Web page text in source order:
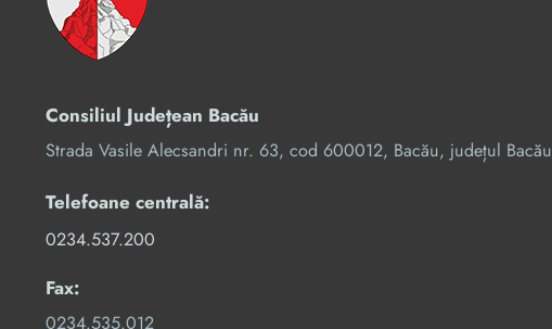
Consiliul Județean Bacău
Strada Vasile Alecsandri nr. 63, cod 600012, Bacău, județul Bacău
Telefoane centrală:
0234.537.200
Fax:
0234.535.012